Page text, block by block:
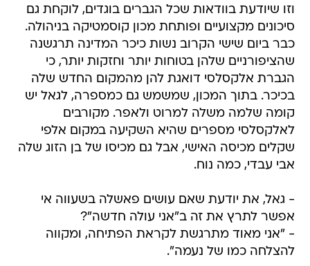
וזו שיודעת בוודאות שכל הגברים בוגדים, לוקחת גם
סיכונים מקצועיים ופותחת מכון קוסמטיקה בניהולה.
כבר ביום שישי הקרוב נשות כיכר המדינה תרגשנה
שהציפורניים שלהן בטוחות יותר וחזקות יותר, כי
הגברת אלקסלסי דואגת להן מהמקום החדש שלה
בכיכר. בתוך המכון, שמשמש גם כמספרה, לגאל יש
קומה שלמה משלה למרוט ולאפר. מקורבים
לאלקסלסי מספרים שהיא השקיעה במקום אלפי
שקלים מכיסה האישי, אבל גם מכיסו של בן הזוג שלה
אבי עבדי, כמה נוח.
- גאל, את יודעת שאם עושים פאשלה בשעווה אי
אפשר לתרץ את זה ב"אני עולה חדשה"?
- "אני מאוד מתרגשת לקראת הפתיחה, ומקווה
להצלחה כמו של נעמה".